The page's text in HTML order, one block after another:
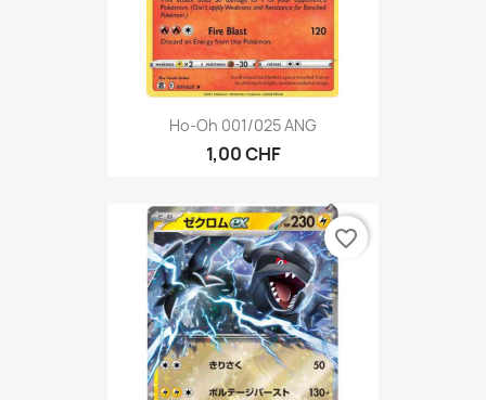
Ho-Oh 001/025 ANG
1,00 CHF
favorite_border